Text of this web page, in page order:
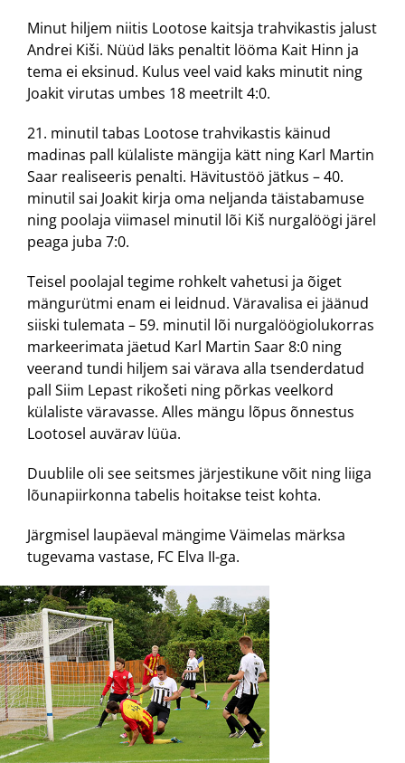
Minut hiljem niitis Lootose kaitsja trahvikastis jalust
Andrei Kiši. Nüüd läks penaltit lööma Kait Hinn ja
tema ei eksinud. Kulus veel vaid kaks minutit ning
Joakit virutas umbes 18 meetrilt 4:0.
21. minutil tabas Lootose trahvikastis käinud
madinas pall külaliste mängija kätt ning Karl Martin
Saar realiseeris penalti. Hävitustöö jätkus – 40.
minutil sai Joakit kirja oma neljanda täistabamuse
ning poolaja viimasel minutil lõi Kiš nurgalöögi järel
peaga juba 7:0.
Teisel poolajal tegime rohkelt vahetusi ja õiget
mängurütmi enam ei leidnud. Väravalisa ei jäänud
siiski tulemata – 59. minutil lõi nurgalöögiolukorras
markeerimata jäetud Karl Martin Saar 8:0 ning
veerand tundi hiljem sai värava alla tsenderdatud
pall Siim Lepast rikošeti ning põrkas veelkord
külaliste väravasse. Alles mängu lõpus õnnestus
Lootosel auvärav lüüa.
Duublile oli see seitsmes järjestikune võit ning liiga
lõunapiirkonna tabelis hoitakse teist kohta.
Järgmisel laupäeval mängime Väimelas märksa
tugevama vastase, FC Elva II-ga.